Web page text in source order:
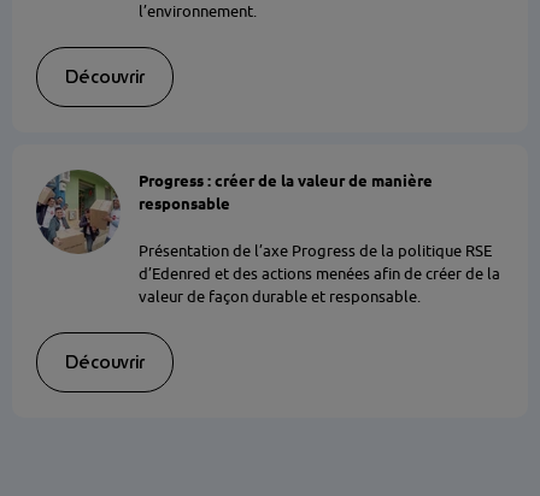
l’environnement.
Découvrir
Progress : créer de la valeur de manière
responsable
Présentation de l’axe Progress de la politique RSE
d’Edenred et des actions menées afin de créer de la
valeur de façon durable et responsable.
Découvrir